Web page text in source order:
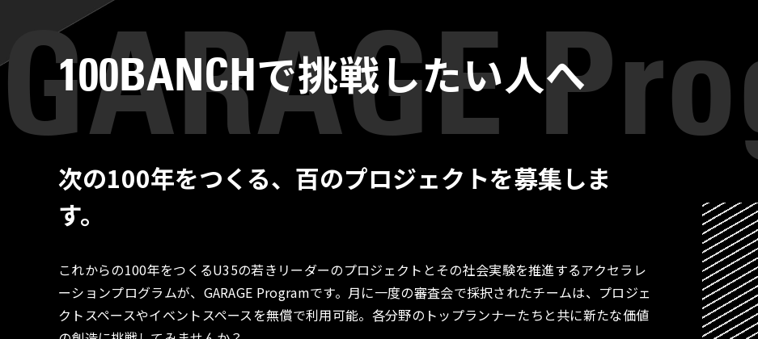
100BANCHで挑戦したい人へ
次の100年をつくる、百のプロジェクトを募集しま
す。
これからの100年をつくるU35の若きリーダーのプロジェクトとその社会実験を推進するアクセラレ
ーションプログラムが、GARAGE Programです。月に一度の審査会で採択されたチームは、プロジェ
クトスペースやイベントスペースを無償で利用可能。各分野のトップランナーたちと共に新たな価値